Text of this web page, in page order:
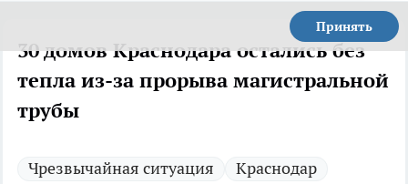
Принять
30 домов Краснодара остались без
тепла из-за прорыва магистральной
трубы
Чрезвычайная ситуация
Краснодар